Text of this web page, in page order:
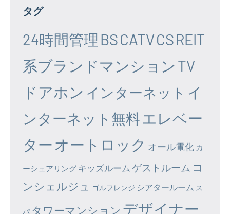
タグ
24時間管理 BSCATVCSREIT
系ブランドマンション TV
ドアホン インターネット イ
ンターネット無料エレベー
ター オートロック オール電化 カ
ーシェアリング キッズルーム ゲストルーム コ
ンシェルジュ
ゴルフレンジ シアタールーム ス
パ タワーマンション デザイナー